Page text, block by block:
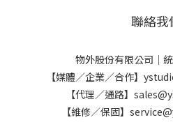
聯絡我
物外股份有限公司｜
【媒體／企業／合作】
【代理／通路】
【維修／保固】